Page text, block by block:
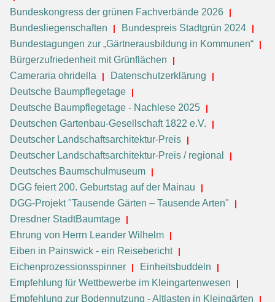
Bundeskongress der grünen Fachverbände 2026
Bundesliegenschaften
Bundespreis Stadtgrün 2024
Bundestagungen zur „Gärtnerausbildung in Kommunen“
Bürgerzufriedenheit mit Grünflächen
Cameraria ohridella
Datenschutzerklärung
Deutsche Baumpflegetage
Deutsche Baumpflegetage - Nachlese 2025
Deutschen Gartenbau-Gesellschaft 1822 e.V.
Deutscher Landschaftsarchitektur-Preis
Deutscher Landschaftsarchitektur-Preis / regional
Deutsches Baumschulmuseum
DGG feiert 200. Geburtstag auf der Mainau
DGG-Projekt "Tausende Gärten – Tausende Arten"
Dresdner StadtBaumtage
Ehrung von Herrn Leander Wilhelm
Eiben in Painswick - ein Reisebericht
Eichenprozessionsspinner
Einheitsbuddeln
Empfehlung für Wettbewerbe im Kleingartenwesen
Empfehlung zur Bodennutzung - Altlasten in Kleingärten